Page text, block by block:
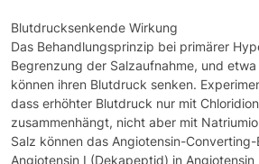
Blutdrucksenkende Wirkung
Das Behandlungsprinzip bei primärer
Begrenzung der Salzaufnahme, und
können ihren Blutdruck senken.
dass erhöhter Blutdruck nur mit
zusammenhängt, nicht aber mit
Salz können das Angiotensin-
Angiotensin I (Dekapeptid) in